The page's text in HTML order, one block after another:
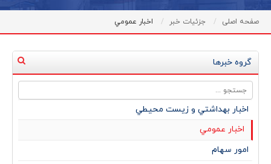
صفحه اصلی جزئیات خبر اخبار عمومي
گروه خبرها
اخبار بهداشتي و زيست محيطي
اخبار عمومي
امور سهام